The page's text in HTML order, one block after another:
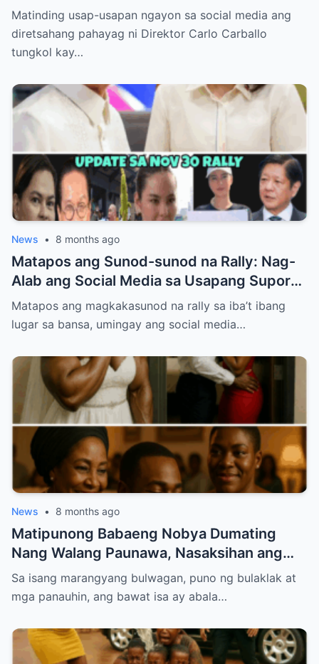
Lang!”
Matinding usap-usapan ngayon sa social media ang
diretsahang pahayag ni Direktor Carlo Carballo
tungkol kay…
News • 8 months ago
Matapos ang Sunod-sunod na Rally: Nag-
Alab ang Social Media sa Usapang Suporta
kay PBBM at VP Sara
Matapos ang magkakasunod na rally sa iba’t ibang
lugar sa bansa, umingay ang social media…
News • 8 months ago
Matipunong Babaeng Nobya Dumating
Nang Walang Paunawa, Nasaksihan ang
Nakakabagbag-damdaming Pagtataksil ng
Groom sa Araw ng Kasal
Sa isang marangyang bulwagan, puno ng bulaklak at
mga panauhin, ang bawat isa ay abala…